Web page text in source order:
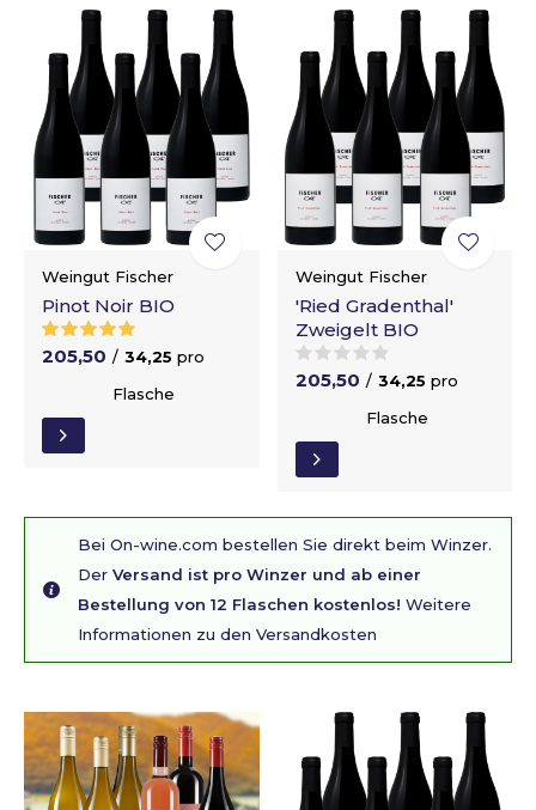
Weingut Fischer
Pinot Noir BIO
205,50 / 34,25 pro
Flasche
Weingut Fischer
'Ried Gradenthal'
Zweigelt BIO
205,50 / 34,25 pro
Flasche
Bei On-wine.com bestellen Sie direkt beim Winzer.
Der Versand ist pro Winzer und ab einer
Bestellung von 12 Flaschen kostenlos! Weitere
Informationen zu den Versandkosten